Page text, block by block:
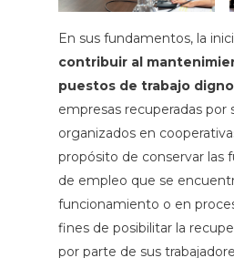
En sus fundamentos, la
contribuir al
puestos de trabajo
empresas recuperadas por
organizados en
propósito de conservar las
de empleo que se
funcionamiento o en
fines de posibilitar la
por parte de sus